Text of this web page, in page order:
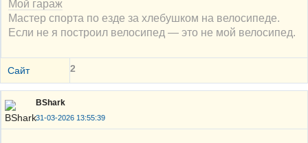
Мой гараж
Мастер спорта по езде за хлебушком на велосипеде.
Если не я построил велосипед — это не мой велосипед.
Сайт 2
BShark
31-03-2026 13:55:39